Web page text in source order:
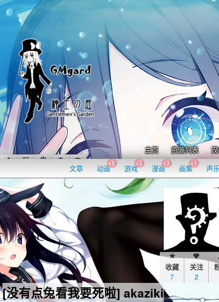
主页 资源列表
文章 动画
+6
游戏
+2
漫画
+3
画集
+1
声
收藏
7
关注
2
[没有点兔看我要死啦] akaziki